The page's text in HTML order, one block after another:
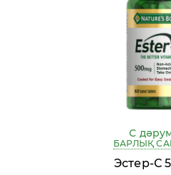
С
БАРЛЫҚ
Эстер-С